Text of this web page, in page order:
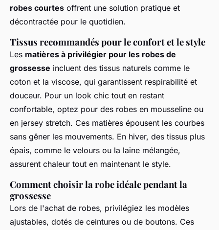
robes courtes offrent une solution pratique et
décontractée pour le quotidien.
Tissus recommandés pour le confort et le style
Les matières à privilégier pour les robes de
grossesse incluent des tissus naturels comme le
coton et la viscose, qui garantissent respirabilité et
douceur. Pour un look chic tout en restant
confortable, optez pour des robes en mousseline ou
en jersey stretch. Ces matières épousent les courbes
sans gêner les mouvements. En hiver, des tissus plus
épais, comme le velours ou la laine mélangée,
assurent chaleur tout en maintenant le style.
Comment choisir la robe idéale pendant la
grossesse
Lors de l'achat de robes, privilégiez les modèles
ajustables, dotés de ceintures ou de boutons. Ces